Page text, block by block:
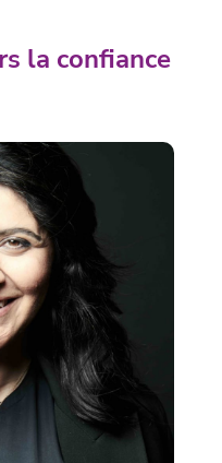
la confiance